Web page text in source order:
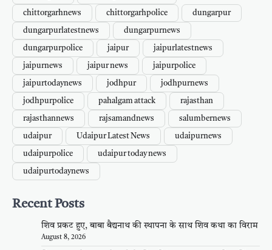
chittorgarhnews chittorgarhpolice dungarpur
dungarpurlatestnews dungarpurnews
dungarpurpolice jaipur jaipurlatestnews
jaipurnews jaipur news jaipurpolice
jaipurtodaynews jodhpur jodhpurnews
jodhpurpolice pahalgam attack rajasthan
rajasthannews rajsamandnews salumbernews
udaipur Udaipur Latest News udaipurnews
udaipurpolice udaipur today news
udaipurtodaynews
Recent Posts
शिव प्रकट हुए, बाबा बैद्यनाथ की स्थापना के साथ शिव कथा का विराम
August 8, 2026